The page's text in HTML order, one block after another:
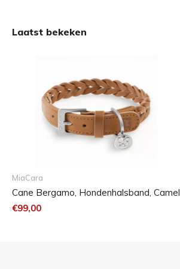
Maattabel
Laatst bekeken
MiaCara
Cane Bergamo, Hondenhalsband, Camel
€99,00